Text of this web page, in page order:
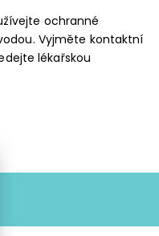
ochranné
Vyjměte kontaktní
lékařskou